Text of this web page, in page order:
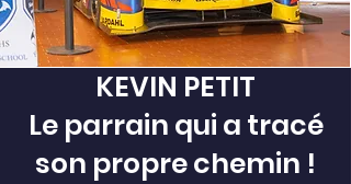
KEVIN PETIT
Le parrain qui a tracé
son propre chemin !